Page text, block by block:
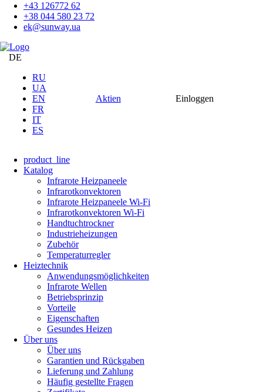
+43 126772 62
+38 044 580 23 72
ek@sunway.ua
DE
RU
UA
EN
FR
IT
ES
Aktien Einloggen
product_line
Katalog
Infrarote Heizpaneele
Infrarotkonvektoren
Infrarote Heizpaneele Wi-Fi
Infrarotkonvektoren Wi-Fi
Handtuchtrockner
Industrieheizungen
Zubehör
Temperaturregler
Heiztechnik
Anwendungsmöglichkeiten
Infrarote Wellen
Betriebsprinzip
Vorteile
Eigenschaften
Gesundes Heizen
Über uns
Über uns
Garantien und Rückgaben
Lieferung und Zahlung
Häufig gestellte Fragen